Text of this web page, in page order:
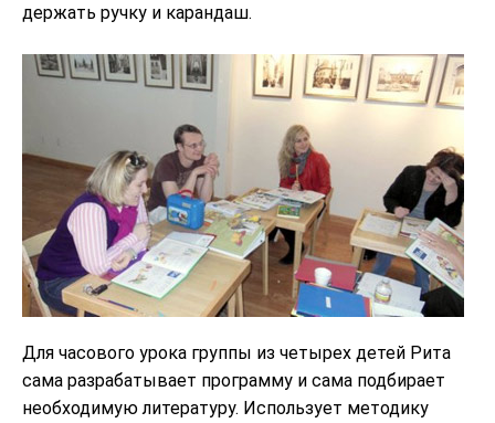
держать ручку и карандаш.
Для часового урока группы из четырех детей Рита
сама разрабатывает программу и сама подбирает
необходимую литературу. Использует методику